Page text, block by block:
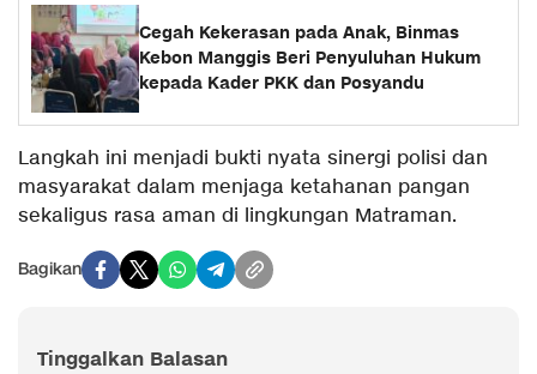
Cegah Kekerasan pada Anak, Binmas
Kebon Manggis Beri Penyuluhan Hukum
kepada Kader PKK dan Posyandu
Langkah ini menjadi bukti nyata sinergi polisi dan
masyarakat dalam menjaga ketahanan pangan
sekaligus rasa aman di lingkungan Matraman.
Bagikan
Tinggalkan Balasan